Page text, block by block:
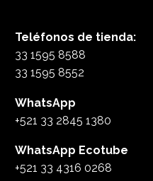
Teléfonos de tienda:
33 1595 8588
33 1595 8552
WhatsApp
+521 33 2845 1380
WhatsApp Ecotube
+521 33 4316 0268